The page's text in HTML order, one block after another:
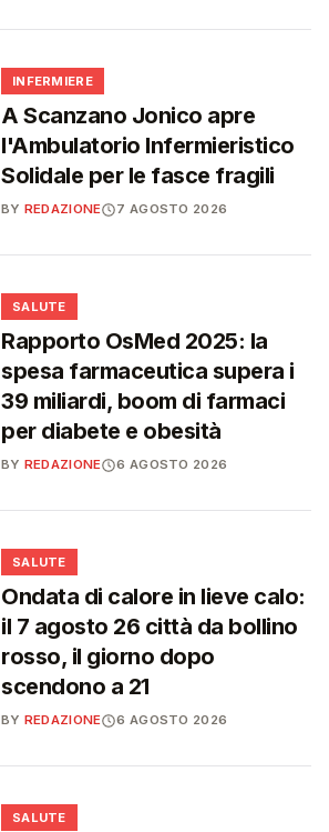
INFERMIERE
A Scanzano Jonico apre
l'Ambulatorio Infermieristico
Solidale per le fasce fragili
BY REDAZIONE 7 AGOSTO 2026
SALUTE
Rapporto OsMed 2025: la
spesa farmaceutica supera i
39 miliardi, boom di farmaci
per diabete e obesità
BY REDAZIONE 6 AGOSTO 2026
SALUTE
Ondata di calore in lieve calo:
il 7 agosto 26 città da bollino
rosso, il giorno dopo
scendono a 21
BY REDAZIONE 6 AGOSTO 2026
SALUTE